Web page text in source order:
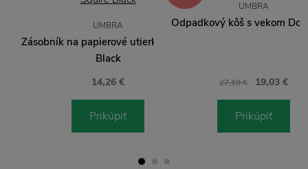
UMBRA
Zásobník na papierové utierky Squire
Black
14,26 €
Prikúpiť
UMBRA
Odpadkový kôš s vekom
27,19 € 19,03 €
Prikúpiť